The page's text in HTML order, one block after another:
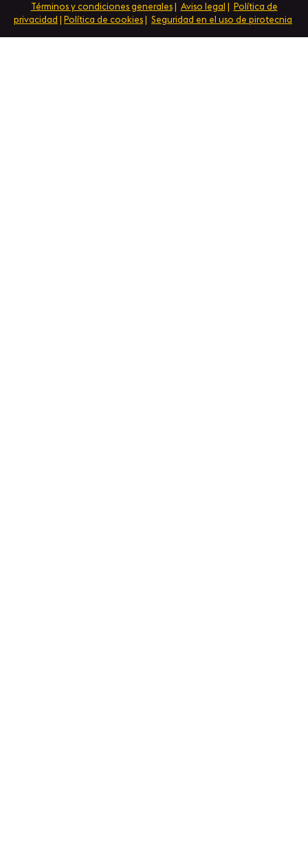
Términos y condiciones generales | Aviso legal | Política de
privacidad | Política de cookies| Seguridad en el uso de pirotecnia